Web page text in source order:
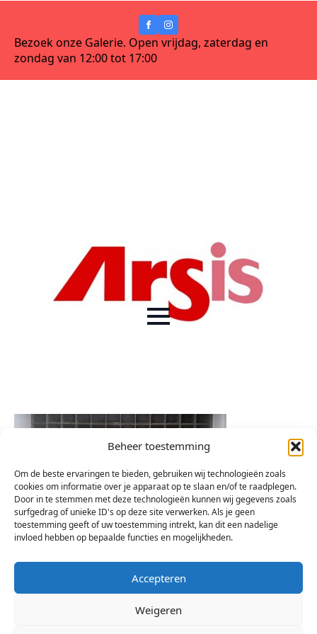
Beheer toestemming
Om de beste ervaringen te bieden, gebruiken wij technologieën zoals
cookies om informatie over je apparaat op te slaan en/of te raadplegen.
Door in te stemmen met deze technologieën kunnen wij gegevens zoals
surfgedrag of unieke ID's op deze site verwerken. Als je geen
toestemming geeft of uw toestemming intrekt, kan dit een nadelige
invloed hebben op bepaalde functies en mogelijkheden.
Accepteren
Weigeren
Bezoek onze Galerie. Open vrijdag, zaterdag en
zondag van 12:00 tot 17:00